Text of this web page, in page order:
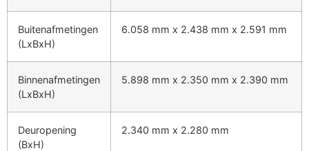
Buitenafmetingen
(LxBxH)
6.058 mm x 2.438 mm x 2.591 mm
Binnenafmetingen
(LxBxH)
5.898 mm x 2.350 mm x 2.390 mm
Deuropening
(BxH)
2.340 mm x 2.280 mm